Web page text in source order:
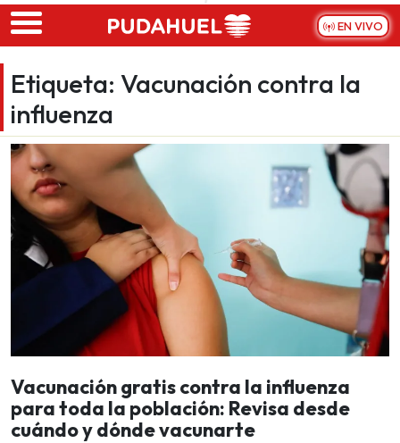
Skip to main content
EN VIVO
Etiqueta: Vacunación contra la
influenza
Vacunación gratis contra la influenza
para toda la población: Revisa desde
cuándo y dónde vacunarte